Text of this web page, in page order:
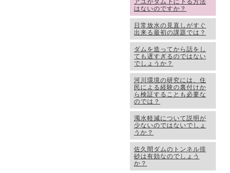
アユがダム下に下る方法
はないのですか？
日常放水の見直しがすぐ
出来る最初の課題では？
ダムを造ってから話をし
ても遅すぎるのではない
でしょうか？
河川環境の研究には、住
民による経験の裏付けか
ら検証することも必要な
のでは？
濁水軽減について説明が
少ないのではないでしょ
うか？
佐久間ダムのトンネル排
砂は有効なのでしょう
か？